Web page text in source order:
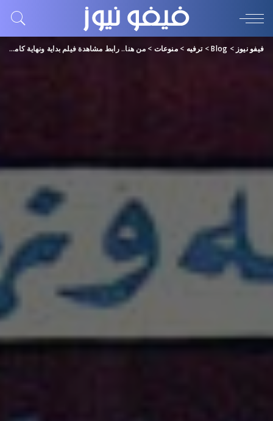
فيفو نيوز >
Blog
>ترفيه >منوعات >من هنا.. رابط مشاهدة فيلم بداية ونهاية كامل (مجانا) بدقة عالية HD